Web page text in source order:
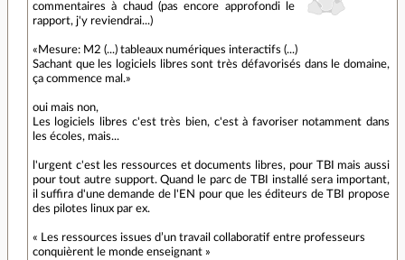
commentaires à chaud (pas encore approfondi le
rapport, j'y reviendrai...)
«Mesure: M2 (...) tableaux numériques interactifs (...)
Sachant que les logiciels libres sont très défavorisés dans le domaine,
ça commence mal.»
oui mais non,
Les logiciels libres c'est très bien, c'est à favoriser notamment dans
les écoles, mais...
l'urgent c'est les ressources et documents libres, pour TBI mais aussi
pour tout autre support. Quand le parc de TBI installé sera important,
il suffira d'une demande de l'EN pour que les éditeurs de TBI propose
des pilotes linux par ex.
« Les ressources issues d’un travail collaboratif entre professeurs
conquièrent le monde enseignant »